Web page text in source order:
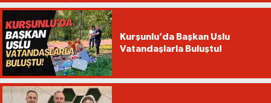
Kurşunlu’da Başkan Uslu
Vatandaşlarla Buluştu!